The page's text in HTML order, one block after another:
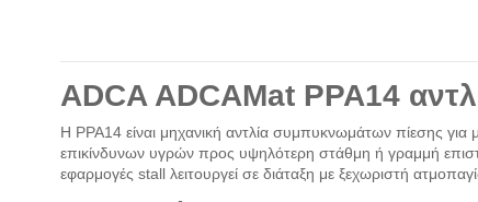
ADCA ADCAMat PPA14
Η PPA14 είναι μηχανική αντλία συμπυκνωμάτων πίεσης
επικίνδυνων υγρών προς υψηλότερη στάθμη ή γραμμή
εφαρμογές stall λειτουργεί σε διάταξη με ξεχωριστή